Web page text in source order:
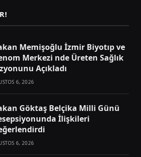
Memişoğlu İzmir Biyotıp ve
Merkezi nde Üreten Sağlık
Açıkladı
6, 2026
Göktaş Belçika Milli Günü
İlişkileri
6, 2026